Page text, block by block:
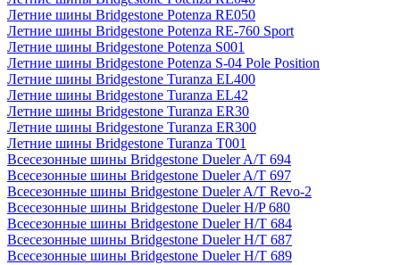
Летние шины Bridgestone Potenza RE050
Летние шины Bridgestone Potenza RE-760 Sport
Летние шины Bridgestone Potenza S001
Летние шины Bridgestone Potenza S-04 Pole Position
Летние шины Bridgestone Turanza EL400
Летние шины Bridgestone Turanza EL42
Летние шины Bridgestone Turanza ER30
Летние шины Bridgestone Turanza ER300
Летние шины Bridgestone Turanza T001
Всесезонные шины Bridgestone Dueler A/T 694
Всесезонные шины Bridgestone Dueler A/T 697
Всесезонные шины Bridgestone Dueler A/T Revo-2
Всесезонные шины Bridgestone Dueler H/P 680
Всесезонные шины Bridgestone Dueler H/T 684
Всесезонные шины Bridgestone Dueler H/T 687
Всесезонные шины Bridgestone Dueler H/T 689